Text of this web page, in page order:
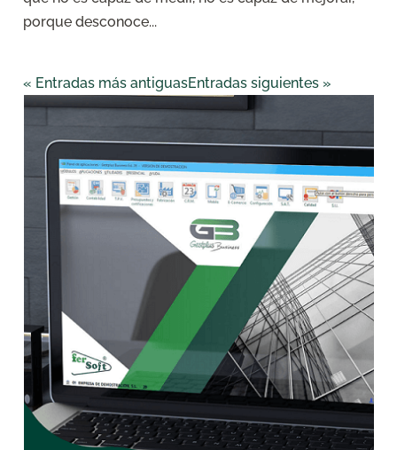
porque desconoce...
« Entradas más antiguasEntradas siguientes »